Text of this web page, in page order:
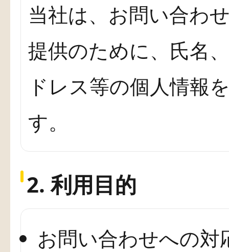
当社は、お問い合わ
提供のために、氏名
ドレス等の個人情報
す。
2. 利用目的
お問い合わせへの